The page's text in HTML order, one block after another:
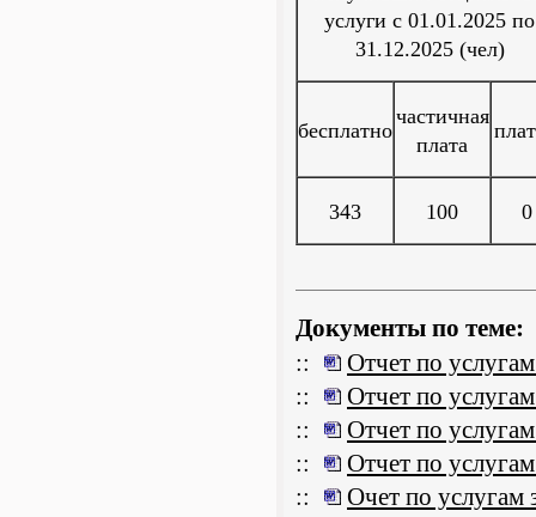
услуги с 01.01.2025 по
31.12.2025 (чел)
бесплатно
частичная
плата
343 100 0
Документы по теме:
::
Отчет по
::
Отчет по
::
Отчет по
::
Отчет по
::
Очет по услугам